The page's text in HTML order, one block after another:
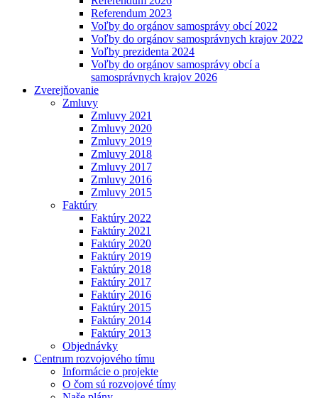
Referendum 2023
Voľby do orgánov samosprávy obcí 2022
Voľby do orgánov samosprávnych krajov 2022
Voľby prezidenta 2024
Voľby do orgánov samosprávy obcí a
samosprávnych krajov 2026
Zverejňovanie
Zmluvy
Zmluvy 2021
Zmluvy 2020
Zmluvy 2019
Zmluvy 2018
Zmluvy 2017
Zmluvy 2016
Zmluvy 2015
Faktúry
Faktúry 2022
Faktúry 2021
Faktúry 2020
Faktúry 2019
Faktúry 2018
Faktúry 2017
Faktúry 2016
Faktúry 2015
Faktúry 2014
Faktúry 2013
Objednávky
Centrum rozvojového tímu
Informácie o projekte
O čom sú rozvojové tímy